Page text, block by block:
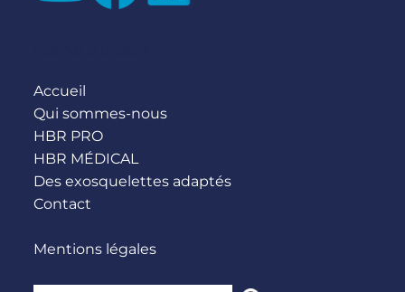
Accueil
Qui sommes-nous
HBR PRO
HBR MÉDICAL
Des exosquelettes adaptés
Contact
Mentions légales